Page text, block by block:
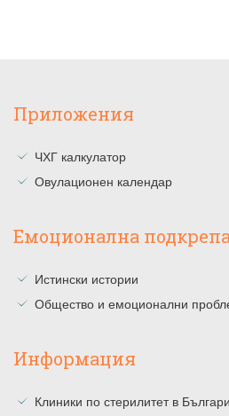
Приложения
ЧХГ калкулатор
Овулационен календар
Емоционална
Истински истории
Общество и емоционални
Информация
Клиники по стерилитет в